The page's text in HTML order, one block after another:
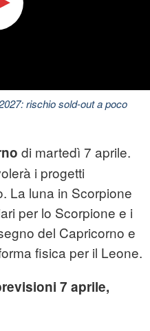
rischio sold-out a poco
di martedì 7 aprile.
i progetti
La luna in Scorpione
per lo Scorpione e i
del Capricorno e
fisica per il Leone.
7 aprile,